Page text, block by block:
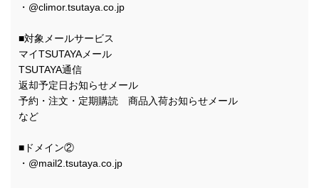
・@climor.tsutaya.co.jp
■対象メールサービス
マイTSUTAYAメール
TSUTAYA通信
返却予定日お知らせメール
予約・注文・定期購読 商品入荷お知らせメール
など
■ドメイン②
・@mail2.tsutaya.co.jp